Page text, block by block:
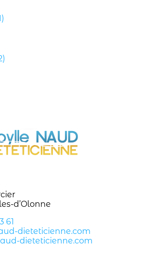
d’Olonne
61
dieteticienne.com
dieteticienne.com